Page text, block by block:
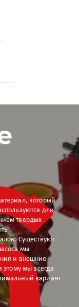
который
для
твердых
Существуют
мы
и внешние
этому мы всегда
вариант